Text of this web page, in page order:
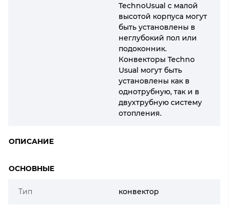
TechnoUsual с малой
высотой корпуса могут
быть установлены в
неглубокий пол или
подоконник.
Конвекторы Techno
Usual могут быть
установлены как в
однотрубную, так и в
двухтрубную систему
отопления.
ОПИСАНИЕ
ОСНОВНЫЕ
Тип конвектор